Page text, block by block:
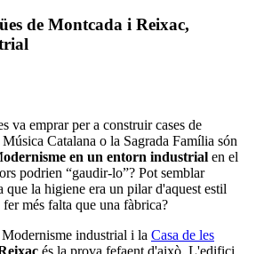
de Montcada i Reixac,
va emprar per a construir cases de
Catalana o la Sagrada Família són
odernisme en un entorn industrial en el
podrien “gaudir-lo”? Pot semblar
que la higiene era un pilar d'aquest estil
més falta que una fàbrica?
industrial i la Casa de les